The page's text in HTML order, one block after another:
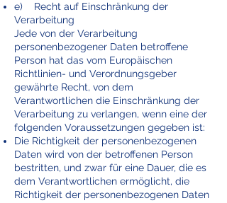
e) Recht auf Einschränkung der
Verarbeitung
Jede von der Verarbeitung
personenbezogener Daten betroffene
Person hat das vom Europäischen
Richtlinien- und Verordnungsgeber
gewährte Recht, von dem
Verantwortlichen die Einschränkung der
Verarbeitung zu verlangen, wenn eine der
folgenden Voraussetzungen gegeben ist:
Die Richtigkeit der personenbezogenen
Daten wird von der betroffenen Person
bestritten, und zwar für eine Dauer, die es
dem Verantwortlichen ermöglicht, die
Richtigkeit der personenbezogenen Daten